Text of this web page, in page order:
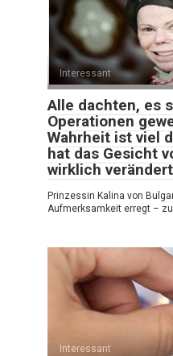
Interessant
Alle dachten, es
Operationen
Wahrheit ist viel
hat das Gesicht
wirklich verändert
Prinzessin Kalina von
Aufmerksamkeit erregt –
Interessant